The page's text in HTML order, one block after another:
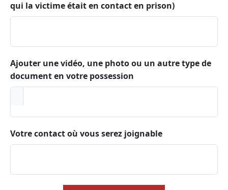
qui la victime était en contact en prison)
Ajouter une vidéo, une photo ou un autre type de
document en votre possession
Votre contact où vous serez joignable